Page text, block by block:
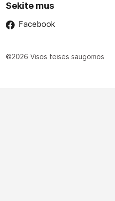
Sekite mus
Facebook
©2026 Visos teisės saugomos